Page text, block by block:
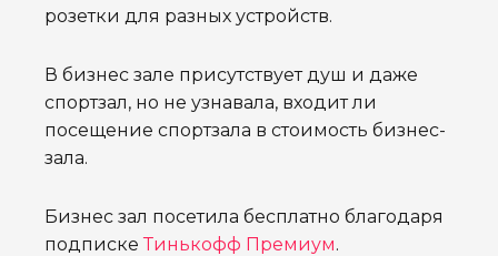
розетки для разных устройств.
В бизнес зале присутствует душ и даже
спортзал, но не узнавала, входит ли
посещение спортзала в стоимость бизнес-
зала.
Бизнес зал посетила бесплатно благодаря
подпискеТинькофф Премиум.